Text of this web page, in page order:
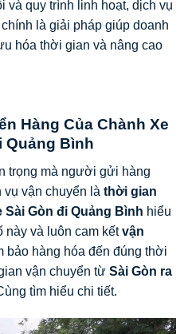
quy trình linh hoạt, dịch vụ
là giải pháp giúp doanh
hóa thời gian và nâng cao
Hàng Của Chành Xe
Quảng Bình
trọng mà người gửi hàng
vụ vận chuyển là thời gian
Sài Gòn đi Quảng Bình hiểu
này và luôn cam kếtvận
bảo hàng hóa đến đúng thời
vận chuyển từ Sài Gòn ra
tìm hiểu chi tiết.